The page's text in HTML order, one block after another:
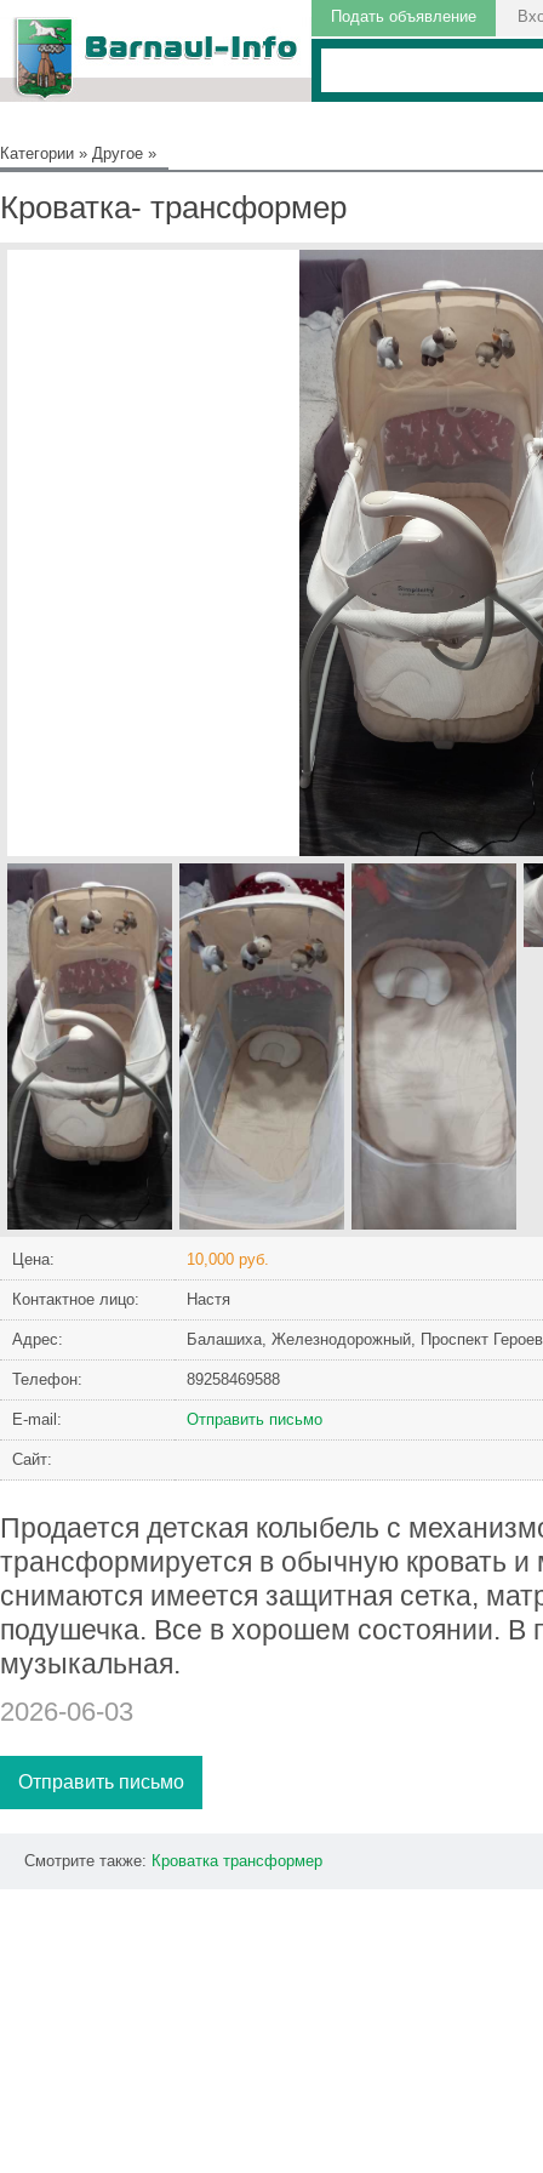
Подать объявление
Категории » Другое »
Кроватка- трансформер
Цена: 10,000 руб.
Контактное лицо: Настя
Адрес: Балашиха, Железнодорожный, Проспект Героев
Телефон: 89258469588
Е-mail: Отправить письмо
Сайт:
Продается детская колыбель с
трансформируется в обычную кровать
снимаются имеется защитная сетка,
подушечка. Все в хорошем состоянии. В
музыкальная.
2026-06-03
Отправить письмо
Смотрите также: Кроватка трансформер